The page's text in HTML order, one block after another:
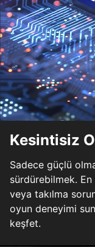
Kesintisiz
Sadece güçlü
sürdürebilmek.
veya takılma
oyun deneyimi
keşfet.